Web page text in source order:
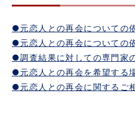
●元恋人との再会についての
●元恋人との再会についての
●調査結果に対しての専門家
●元恋人との再会を希望する
●元恋人との再会に関するご